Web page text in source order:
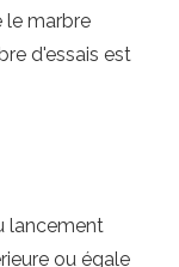
le marbre
d'essais est
lancement
ou égale